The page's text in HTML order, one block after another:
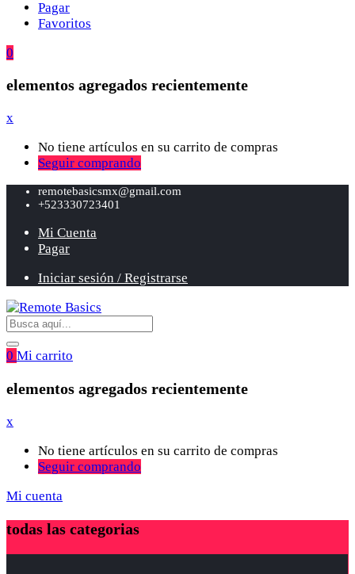
Pagar
Favoritos
0
elementos agregados recientemente
x
No tiene artículos en su carrito de compras
Seguir comprando
remotebasicsmx@gmail.com
+523330723401
Mi Cuenta
Pagar
Iniciar sesión / Registrarse
0 Mi carrito
elementos agregados recientemente
x
No tiene artículos en su carrito de compras
Seguir comprando
Mi cuenta
todas las categorias